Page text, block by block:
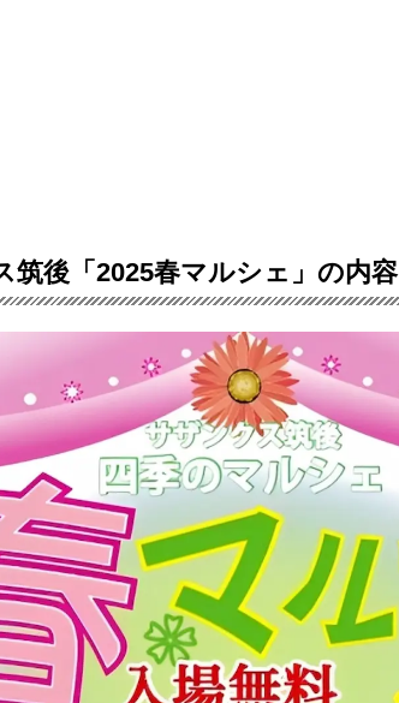
筑後「2025春マルシェ」の内容